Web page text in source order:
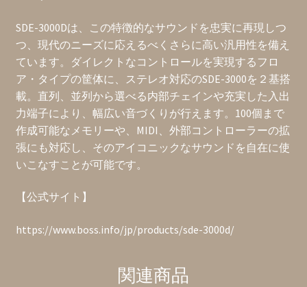
SDE-3000Dは、この特徴的なサウンドを忠実に再現しつ
つ、現代のニーズに応えるべくさらに高い汎用性を備え
ています。ダイレクトなコントロールを実現するフロ
ア・タイプの筐体に、ステレオ対応のSDE-3000を２基搭
載。直列、並列から選べる内部チェインや充実した入出
力端子により、幅広い音づくりが行えます。100個まで
作成可能なメモリーや、MIDI、外部コントローラーの拡
張にも対応し、そのアイコニックなサウンドを自在に使
いこなすことが可能です。
【公式サイト】
https://www.boss.info/jp/products/sde-3000d/
関連商品